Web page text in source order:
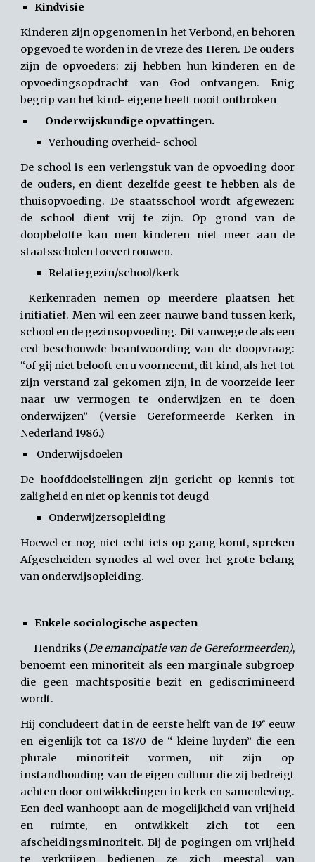
Kindvisie
Kinderen zijn opgenomen in het Verbond, en behoren
opgevoed te worden in de vreze des Heren. De ouders
zijn de opvoeders: zij hebben hun kinderen en de
opvoedingsopdracht van God ontvangen. Enig
begrip van het kind- eigene heeft nooit ontbroken
Onderwijskundige opvattingen.
Verhouding overheid- school
De school is een verlengstuk van de opvoeding door
de ouders, en dient dezelfde geest te hebben als de
thuisopvoeding. De staatsschool wordt afgewezen:
de school dient vrij te zijn. Op grond van de
doopbelofte kan men kinderen niet meer aan de
staatsscholen toevertrouwen.
Relatie gezin/school/kerk
Kerkenraden nemen op meerdere plaatsen het
initiatief. Men wil een zeer nauwe band tussen kerk,
school en de gezinsopvoeding. Dit vanwege de als een
eed beschouwde beantwoording van de doopvraag:
“of gij niet belooft en u voorneemt, dit kind, als het tot
zijn verstand zal gekomen zijn, in de voorzeide leer
naar uw vermogen te onderwijzen en te doen
onderwijzen” (Versie Gereformeerde Kerken in
Nederland 1986.)
Onderwijsdoelen
De hoofddoelstellingen zijn gericht op kennis tot
zaligheid en niet op kennis tot deugd
Onderwijzersopleiding
Hoewel er nog niet echt iets op gang komt, spreken
Afgescheiden synodes al wel over het grote belang
van onderwijsopleiding.
Enkele sociologische aspecten
Hendriks (De emancipatie van de Gereformeerden),
benoemt een minoriteit als een marginale subgroep
die geen machtspositie bezit en gediscrimineerd
wordt.
Hij concludeert dat in de eerste helft van de 19eeeuw
en eigenlijk tot ca 1870 de “ kleine luyden” die een
plurale minoriteit vormen, uit zijn op
instandhouding van de eigen cultuur die zij bedreigt
achten door ontwikkelingen in kerk en samenleving.
Een deel wanhoopt aan de mogelijkheid van vrijheid
en ruimte, en ontwikkelt zich tot een
afscheidingsminoriteit. Bij de pogingen om vrijheid
te verkrijgen bedienen ze zich meestal van